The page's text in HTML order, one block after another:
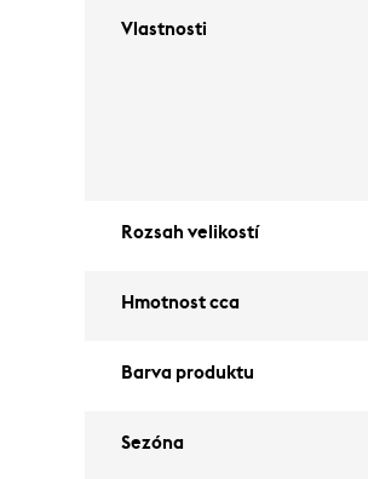
Vlastnosti
Rozsah velikostí
Hmotnost cca
Barva produktu
Sezóna